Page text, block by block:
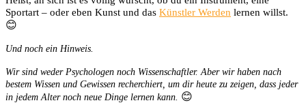
Sportart – oder eben Kunst und das Künstler Werden lernen willst.
😊
Und noch ein Hinweis.
Wir sind weder Psychologen noch Wissenschaftler. Aber wir haben nach
bestem Wissen und Gewissen recherchiert, um dir heute zu zeigen, dass jeder
in jedem Alter noch neue Dinge lernen kann. 😊